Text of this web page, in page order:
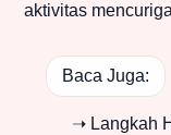
aktivitas
Baca Juga:
➝ Langkah